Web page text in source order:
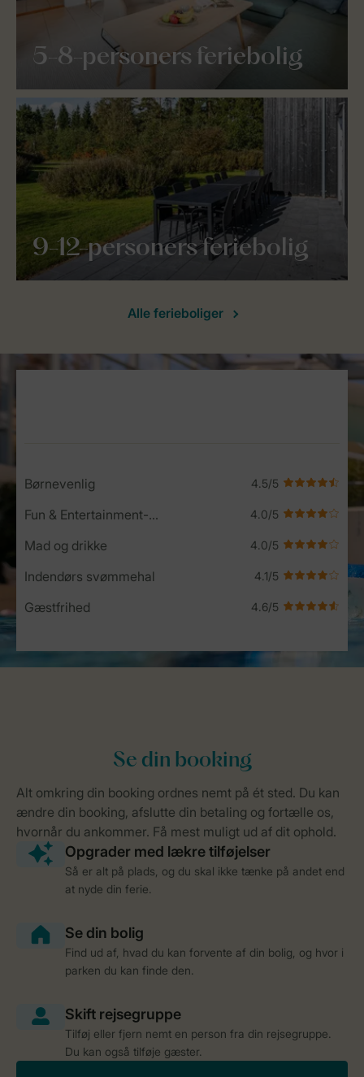
5-8-personers feriebolig
9-12-personers feriebolig
Alle ferieboliger
Børnevenlig
Fun & Entertainment-program
Mad og drikke
Indendørs svømmehal
Gæstfrihed
Så er alt på plads, og du skal ikke tænke på andet end
at nyde din ferie.
Find ud af, hvad du kan forvente af din bolig, og hvor i
parken du kan finde den.
Tilføj eller fjern nemt en person fra din rejsegruppe.
Du kan også tilføje gæster.